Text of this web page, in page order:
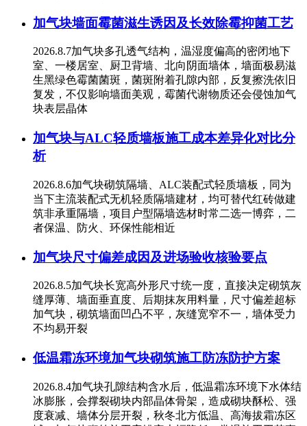
加气块墙面霉菌滋生诱因及长效除霉抑菌工艺
2026.8.7加气块多孔透气结构，温湿度偏高的密闭地下
室、一楼居室、厨卫背墙、北向阴面墙体，墙面极易滋
生黑绿色霉菌菌斑，菌斑附着孔隙内部，反复擦洗依旧
复发，不仅影响墙面美观，霉菌代谢物质还会侵蚀加气
块表层晶体
加气块与ALC轻质墙板施工成本差异化对比分
析
2026.8.6加气块砌筑隔墙、ALC装配式轻质墙板，同为
当下主流装配式无机轻质隔墙建材，均可替代红砖做建
筑非承重隔墙，项目户型隔墙选材时常二选一博弈，二
者保温、防火、环保性能相近
加气块尺寸偏差成因及进场验收核验要点
2026.8.5加气块长宽高外形尺寸统一度，直接决定砌筑灰
缝厚薄、墙面垂直度、后期抹灰用料量，尺寸偏差超标
加气块，砌筑墙面凹凸不平，灰缝宽窄不一，墙体受力
不均易开裂
低温霜冻环境加气块砌筑施工防冻防护方案
2026.8.4加气块孔隙结构含水后，低温霜冻环境下水体结
冰膨胀，会撑裂砌块内部晶体骨架，造成砌块酥松、强
度衰减、墙体分层开裂，秋冬北方低温、高海拔霜冻区